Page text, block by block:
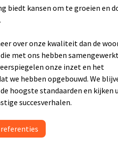
biedt kansen om te groeien en
over onze kwaliteit dan de
met ons hebben
onze inzet en het
we hebben opgebouwd. We
hoogste standaarden en kijken
succesverhalen.